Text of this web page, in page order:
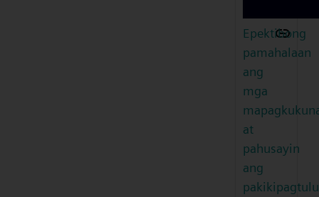
Epektibong
pamahalaan
ang
mga
at
pahusayin
ang